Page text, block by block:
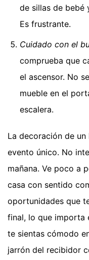
de sillas de bebé
Es frustrante.
Cuidado con el
comprueba que
el ascensor. No
mueble en el
escalera.
La decoración de
evento único. No
mañana. Ve poco a
casa con sentido
oportunidades que
final, lo que importa
te sientas cómodo
jarrón del recibidor